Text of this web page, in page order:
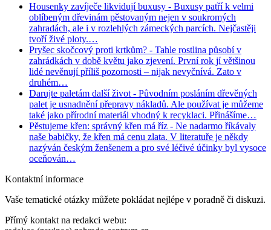
Housenky zavíječe likvidují buxusy - Buxusy patří k velmi
oblíbeným dřevinám pěstovaným nejen v soukromých
zahradách, ale i v rozlehlých zámeckých parcích. Nejčastěji
tvoří živé ploty.…
Pryšec skočcový proti krtkům? - Tahle rostlina působí v
zahrádkách v době květu jako zjevení. První rok jí většinou
lidé nevěnují příliš pozornosti – nijak nevyčnívá. Zato v
druhém…
Darujte paletám další život - Původním posláním dřevěných
palet je usnadnění přepravy nákladů. Ale používat je můžeme
také jako přírodní materiál vhodný k recyklaci. Přinášíme…
Pěstujeme křen: správný křen má říz - Ne nadarmo říkávaly
naše babičky, že křen má cenu zlata. V literatuře je někdy
nazýván českým ženšenem a pro své léčivé účinky byl vysoce
oceňován…
Kontaktní informace
Vaše tematické otázky můžete pokládat nejlépe v poradně či diskuzi.
Přímý kontakt na redakci webu: